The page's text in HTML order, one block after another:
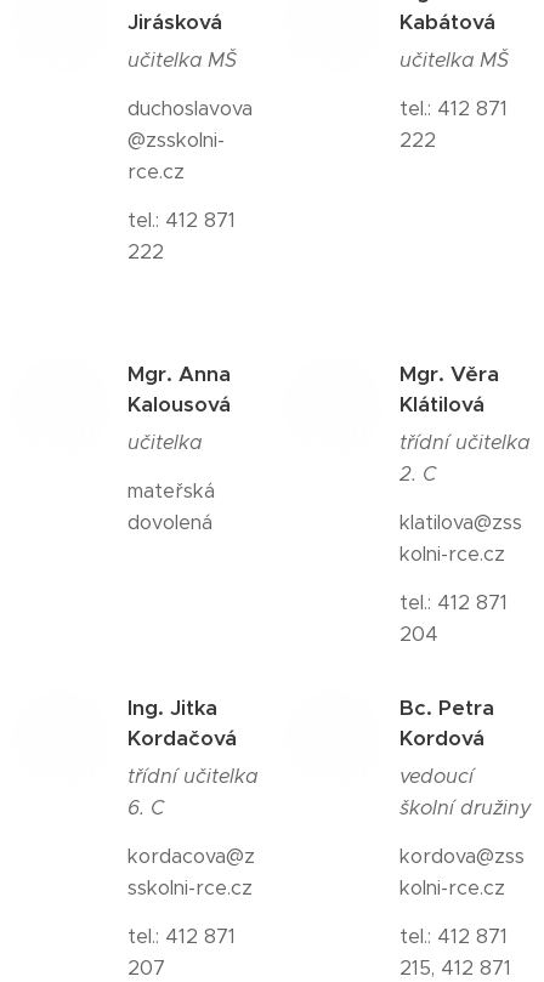
Jirásková
učitelka MŠ
duchoslavova
@zsskolni-
rce.cz
tel.: 412 871
222
Kabátová
učitelka MŠ
tel.: 412 871
222
Mgr. Anna
Kalousová
učitelka
mateřská
dovolená
Mgr. Věra
Klátilová
třídní učitelka
2. C
klatilova@zss
kolni-rce.cz
tel.: 412 871
204
Ing. Jitka
Kordačová
třídní učitelka
6. C
kordacova@z
sskolni-rce.cz
tel.: 412 871
207
Bc. Petra
Kordová
vedoucí
školní družiny
kordova@zss
kolni-rce.cz
tel.: 412 871
215, 412 871